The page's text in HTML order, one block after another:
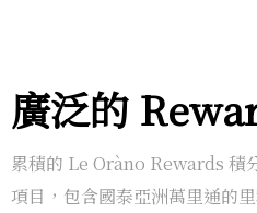
廣泛的
累積的 Le Oràno Rewards 積
項目，包含國泰亞洲萬里通的